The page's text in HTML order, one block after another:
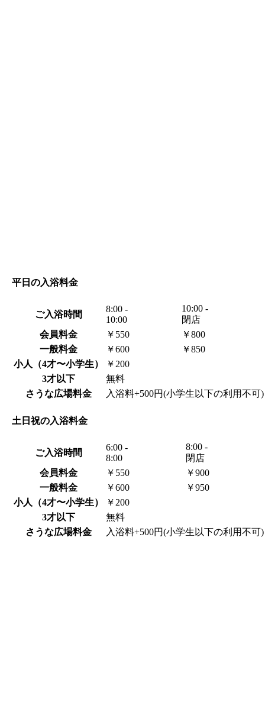
平日の入浴料金
ご入浴時間
8:00 -
10:00
10:00 -
閉店
会員料金
￥550
￥800
一般料金
￥600
￥850
小人
（4才〜小学生）
￥200
3才以下
無料
さうな広場料金
入浴料+500円(小学生以下の利用不可)
土日祝の入浴料金
ご入浴時間
6:00 -
8:00
8:00 -
閉店
会員料金
￥550
￥900
一般料金
￥600
￥950
小人
（4才〜小学生）
￥200
3才以下
無料
さうな広場料金
入浴料+500円(小学生以下の利用不可)